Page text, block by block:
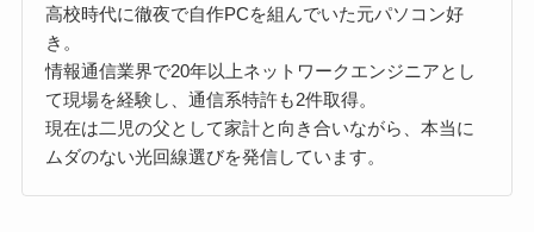
高校時代に徹夜で自作PCを組んでいた元パソコン好
き。
情報通信業界で20年以上ネットワークエンジニアとし
て現場を経験し、通信系特許も2件取得。
現在は二児の父として家計と向き合いながら、本当に
ムダのない光回線選びを発信しています。